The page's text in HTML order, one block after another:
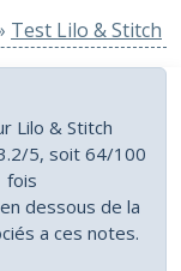
Test Lilo & Stitch
Lilo & Stitch
5, soit 64/100
fois
dessous de la
a ces notes.